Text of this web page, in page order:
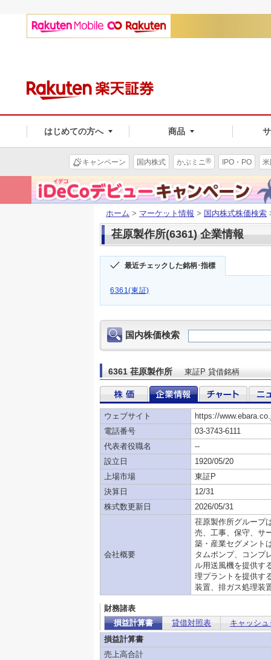
はじめての方へ 商品
キャンペーン 国内株式 かぶミニ® IPO・PO
ホーム > マーケット情報 > 国内株式株価検索
荏原製作所(6361) 企業情報
最近チェックした銘柄･指標
6361(東証)